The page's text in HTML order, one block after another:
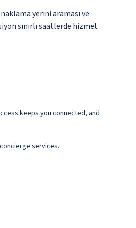
yerini araması ve
sınırlı saatlerde hizmet
keeps you connected, and
services.